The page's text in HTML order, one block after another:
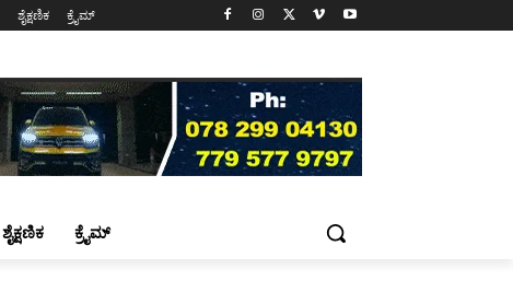
ಶೈಕ್ಷಣಿಕ ಕ್ರೈಮ್
ಶೈಕ್ಷಣಿಕ ಕ್ರೈಮ್